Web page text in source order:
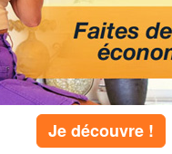
100%
100%
100%
Je découvre !